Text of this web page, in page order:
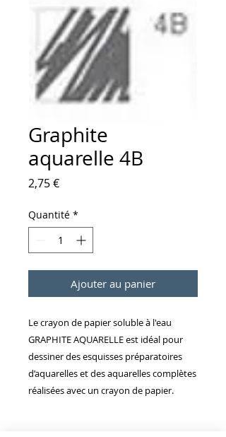
Graphite
aquarelle 4B
2,75 €Prix
Quantité *
Ajouter au panier
Le crayon de papier soluble à l'eau
GRAPHITE AQUARELLE est idéal pour
dessiner des esquisses préparatoires
d’aquarelles et des aquarelles complètes
réalisées avec un crayon de papier.